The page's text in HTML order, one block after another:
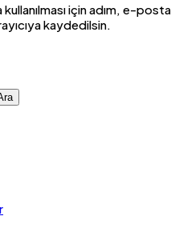
için adım, e-posta
kaydedilsin.